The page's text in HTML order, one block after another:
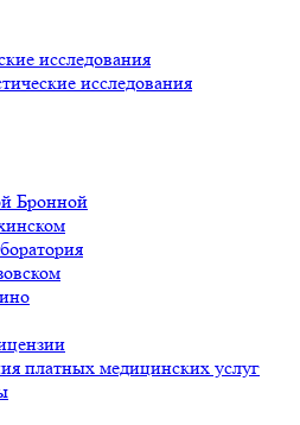
исследования
исследования
Бронной
платных медицинских услуг